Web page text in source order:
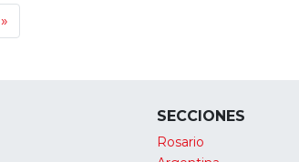
»
SECCIONES
Rosario